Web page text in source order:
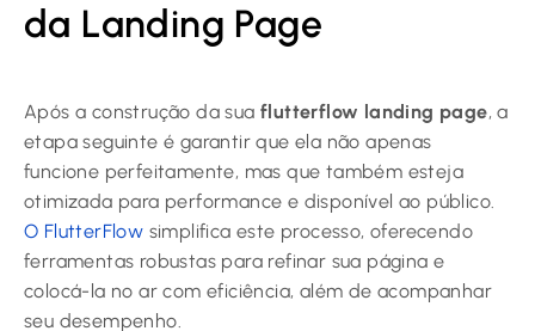
da Landing Page
Após a construção da sua flutterflow landing page, a
etapa seguinte é garantir que ela não apenas
funcione perfeitamente, mas que também esteja
otimizada para performance e disponível ao público.
O FlutterFlow simplifica este processo, oferecendo
ferramentas robustas para refinar sua página e
colocá-la no ar com eficiência, além de acompanhar
seu desempenho.